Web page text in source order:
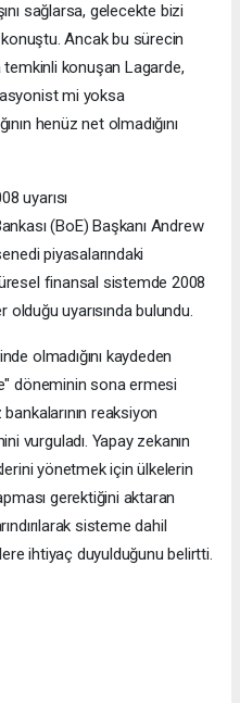
sağlarsa, gelecekte bizi
Ancak bu sürecin
konuşan Lagarde,
mi yoksa
henüz net olmadığını
uyarısı
(BoE) Başkanı Andrew
piyasalarındaki
finansal sistemde 2008
uyarısında bulundu.
olmadığını kaydeden
döneminin sona ermesi
reaksiyon
vurguladı. Yapay zekanın
yönetmek için ülkelerin
gerektiğini aktaran
sisteme dahil
ihtiyaç duyulduğunu belirtti.